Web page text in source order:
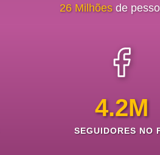
26 Milhõesde
4.2M
SEGUIDORES NO